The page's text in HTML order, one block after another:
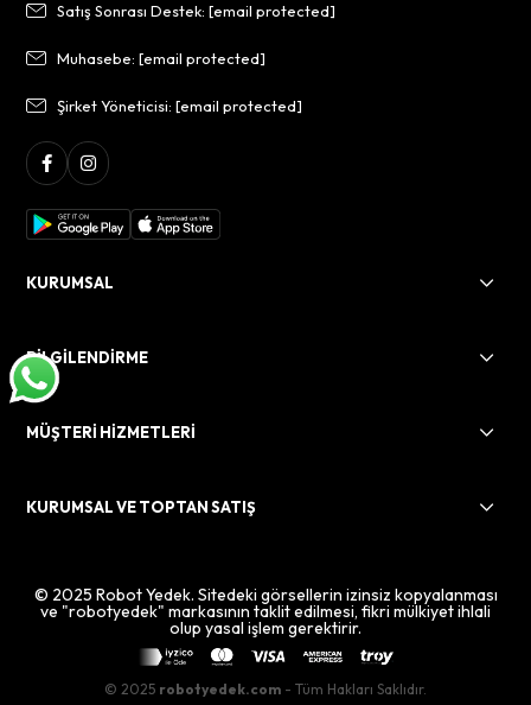
Satış Sonrası Destek:[email protected]
Muhasebe:[email protected]
Şirket Yöneticisi:[email protected]
KURUMSAL
BİLGİLENDİRME
MÜŞTERİ HİZMETLERİ
KURUMSAL VE TOPTAN SATIŞ
© 2025 Robot Yedek. Sitedeki görsellerin izinsiz kopyalanması
ve "robotyedek" markasının taklit edilmesi, fikri mülkiyet ihlali
olup yasal işlem gerektirir.
© 2025 robotyedek.com - Tüm Hakları Saklıdır.